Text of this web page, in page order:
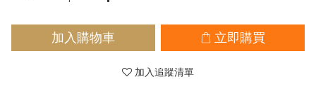
加入購物車 立即購買
加入追蹤清單